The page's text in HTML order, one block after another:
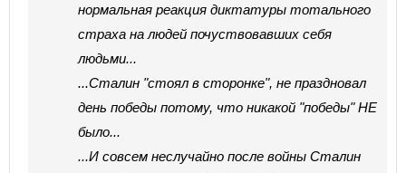
нормальная реакция диктатуры тотального
страха на людей почуствовавших себя
людьми...
...Сталин "стоял в сторонке", не праздновал
день победы потому, что никакой "победы" НЕ
было...
...И совсем неслучайно после войны Сталин